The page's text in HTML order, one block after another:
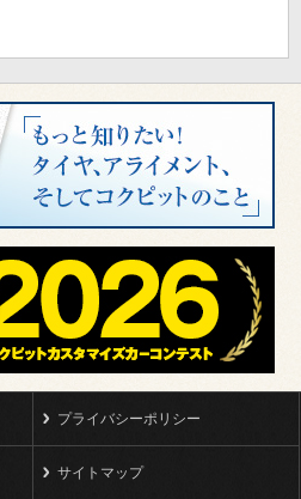
プライバシーポリシー
サイトマップ